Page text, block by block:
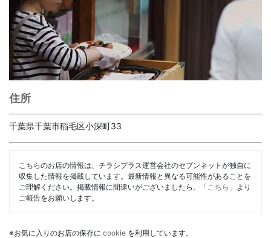
住所
千葉県千葉市稲毛区小深町33
こちらのお店の情報は、チラシプラス運営会社のセブンネットが独自に
収集した情報を掲載しています。最新情報と異なる可能性があることを
ご理解ください。掲載情報に間違いがございましたら、「 こちら 」より
ご報告をお願いします。
※お気に入りのお店の保存に cookie を利用しています。